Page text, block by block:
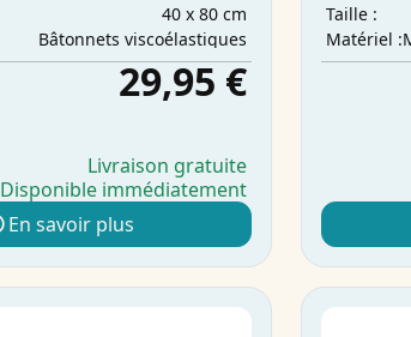
40 x 80 cm
Bâtonnets viscoélastiques
29,95 €
Livraison gratuite
Disponible immédiatement
En savoir plus
Taille :
Matériel :